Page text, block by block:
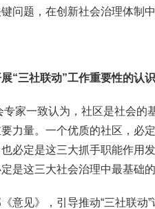
问题，在创新社会治理体制
“三社联动”工作重要性的认识
家一致认为，社区是社会的
力量。一个优质的社区，必
必定是这三大抓手职能作用
是这三大社会治理中最基础
意见》，引导推动“三社联动